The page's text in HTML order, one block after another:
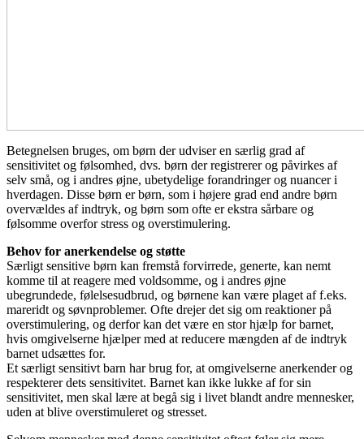
Betegnelsen bruges, om børn der udviser en særlig grad af
sensitivitet og følsomhed, dvs. børn der registrerer og påvirkes af
selv små, og i andres øjne, ubetydelige forandringer og nuancer i
hverdagen. Disse børn er børn, som i højere grad end andre børn
overvældes af indtryk, og børn som ofte er ekstra sårbare og
følsomme overfor stress og overstimulering.
Behov for anerkendelse og støtte
Særligt sensitive børn kan fremstå forvirrede, generte, kan nemt
komme til at reagere med voldsomme, og i andres øjne
ubegrundede, følelsesudbrud, og børnene kan være plaget af f.eks.
mareridt og søvnproblemer. Ofte drejer det sig om reaktioner på
overstimulering, og derfor kan det være en stor hjælp for barnet,
hvis omgivelserne hjælper med at reducere mængden af de indtryk
barnet udsættes for.
Et særligt sensitivt barn har brug for, at omgivelserne anerkender og
respekterer dets sensitivitet. Barnet kan ikke lukke af for sin
sensitivitet, men skal lære at begå sig i livet blandt andre mennesker,
uden at blive overstimuleret og stresset.